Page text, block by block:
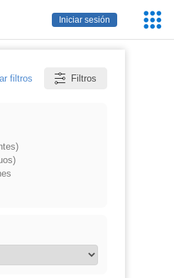
Iniciar sesión
filtros Filtros